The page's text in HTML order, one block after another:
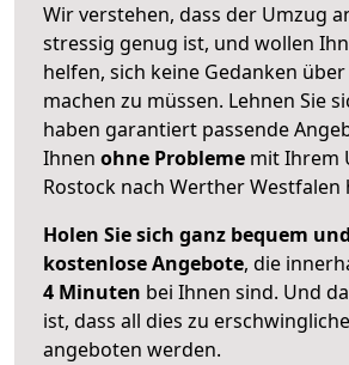
Wir verstehen, dass der Umzug
stressig genug ist, und wollen
helfen, sich keine Gedanken
machen zu müssen. Lehnen Sie
haben garantiert passende
Ihnen ohne Probleme mit Ihrem
Rostock nach Werther Westfalen
Holen Sie sich ganz bequem
kostenlose Angebote, die
4 Minuten bei Ihnen sind. Und
ist, dass all dies zu
angeboten werden.